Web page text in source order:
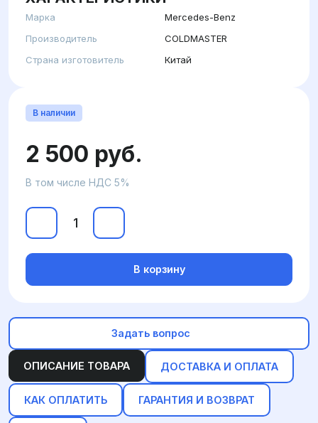
Марка
Mercedes-Benz
Производитель
COLDMASTER
Страна изготовитель
Китай
ОПИСАНИЕ ТОВАРА ДОСТАВКА И ОПЛАТА
КАК ОПЛАТИТЬ ГАРАНТИЯ И ВОЗВРАТ
В наличии
2 500 руб.
В том числе НДС 5%
В корзину
Задать вопрос